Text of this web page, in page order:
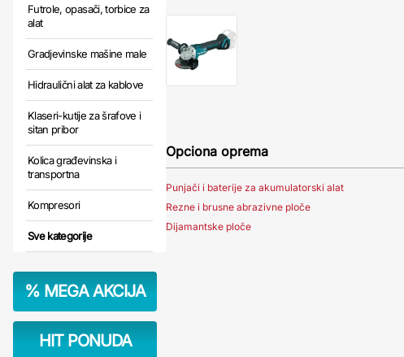
Futrole, opasači, torbice za
alat
Gradjevinske mašine male
Hidraulični alat za kablove
Klaseri-kutije za šrafove i
sitan pribor
Kolica građevinska i
transportna
Kompresori
Sve kategorije
% MEGA AKCIJA
HIT PONUDA
Opciona oprema
Punjači i baterije za akumulatorski alat
Rezne i brusne abrazivne ploče
Dijamantske ploče